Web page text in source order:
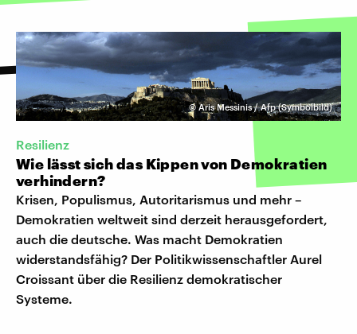
©Aris Messinis / Afp (Symbolbild)
Resilienz
Wie lässt sich das Kippen von Demokratien
verhindern?
Krisen, Populismus, Autoritarismus und mehr –
Demokratien weltweit sind derzeit herausgefordert,
auch die deutsche. Was macht Demokratien
widerstandsfähig? Der Politikwissenschaftler Aurel
Croissant über die Resilienz demokratischer
Systeme.